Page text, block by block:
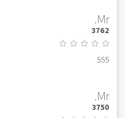
Mr.
3762
555
Mr.
3750